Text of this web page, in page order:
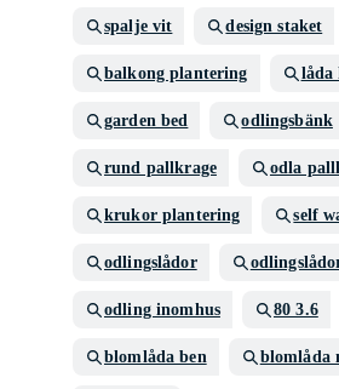
spalje vit design staket
balkong plantering låda
garden bed odlingsbänk
rund pallkrage odla
krukor plantering self
odlingslådor
odling inomhus 80 3.6
blomlåda ben blomlåda